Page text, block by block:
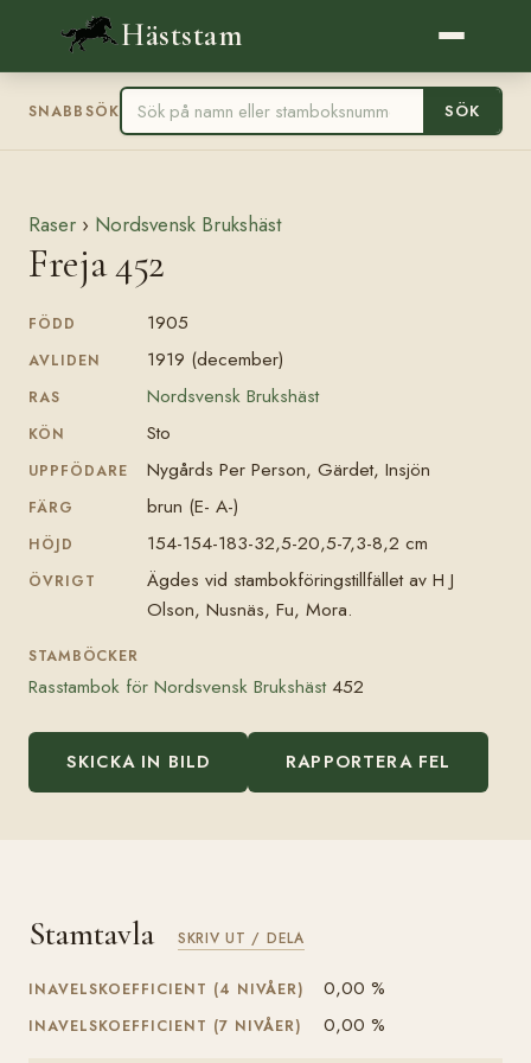
Häststam
SNABBSÖK SÖK
Raser › Nordsvensk Brukshäst
Freja 452
FÖDD 1905
AVLIDEN 1919 (december)
RAS Nordsvensk Brukshäst
KÖN Sto
UPPFÖDARE Nygårds Per Person, Gärdet, Insjön
FÄRG brun (E- A-)
HÖJD 154-154-183-32,5-20,5-7,3-8,2 cm
ÖVRIGT
Ägdes vid stambokföringstillfället av H J
Olson, Nusnäs, Fu, Mora.
STAMBÖCKER
Rasstambok för Nordsvensk Brukshäst452
SKICKA IN BILD RAPPORTERA FEL
Stamtavla SKRIV UT / DELA
INAVELSKOEFFICIENT (4 NIVÅER) 0,00 %
INAVELSKOEFFICIENT (7 NIVÅER) 0,00 %